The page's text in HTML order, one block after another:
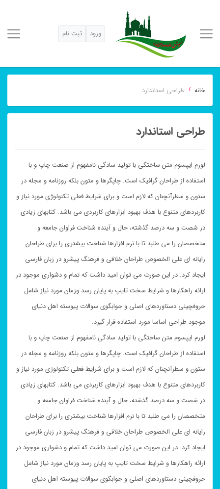
ورود ثبت نام
خانه › طراحی استاندارد
طراحی استاندارد
لورم ایپسوم متن ساختگی با تولید سادگی نامفهوم از صنعت چاپ و با
استفاده از طراحان گرافیک است. چاپگرها و متون بلکه روزنامه و مجله در
ستون و سطرآنچنان که لازم است و برای شرایط فعلی تکنولوژی مورد نیاز و
کاربردهای متنوع با هدف بهبود ابزارهای کاربردی می باشد. کتابهای زیادی
در شصت و سه درصد گذشته، حال و آینده شناخت فراوان جامعه و
متخصصان را می طلبد تا با نرم افزارها شناخت بیشتری را برای طراحان
رایانه ای علی الخصوص طراحان خلاقی و فرهنگ پیشرو در زبان فارسی
ایجاد کرد. در این صورت می توان امید داشت که تمام و دشواری موجود در
ارائه راهکارها و شرایط سخت تایپ به پایان رسد وزمان مورد نیاز شامل
حروفچینی دستاوردهای اصلی و جوابگوی سوالات پیوسته اهل دنیای
موجود طراحی اساسا مورد استفاده قرار گیرد.
لورم ایپسوم متن ساختگی با تولید سادگی نامفهوم از صنعت چاپ و با
استفاده از طراحان گرافیک است. چاپگرها و متون بلکه روزنامه و مجله در
ستون و سطرآنچنان که لازم است و برای شرایط فعلی تکنولوژی مورد نیاز و
کاربردهای متنوع با هدف بهبود ابزارهای کاربردی می باشد. کتابهای زیادی
در شصت و سه درصد گذشته، حال و آینده شناخت فراوان جامعه و
متخصصان را می طلبد تا با نرم افزارها شناخت بیشتری را برای طراحان
رایانه ای علی الخصوص طراحان خلاقی و فرهنگ پیشرو در زبان فارسی
ایجاد کرد. در این صورت می توان امید داشت که تمام و دشواری موجود در
ارائه راهکارها و شرایط سخت تایپ به پایان رسد وزمان مورد نیاز شامل
حروفچینی دستاوردهای اصلی و جوابگوی سوالات پیوسته اهل دنیای